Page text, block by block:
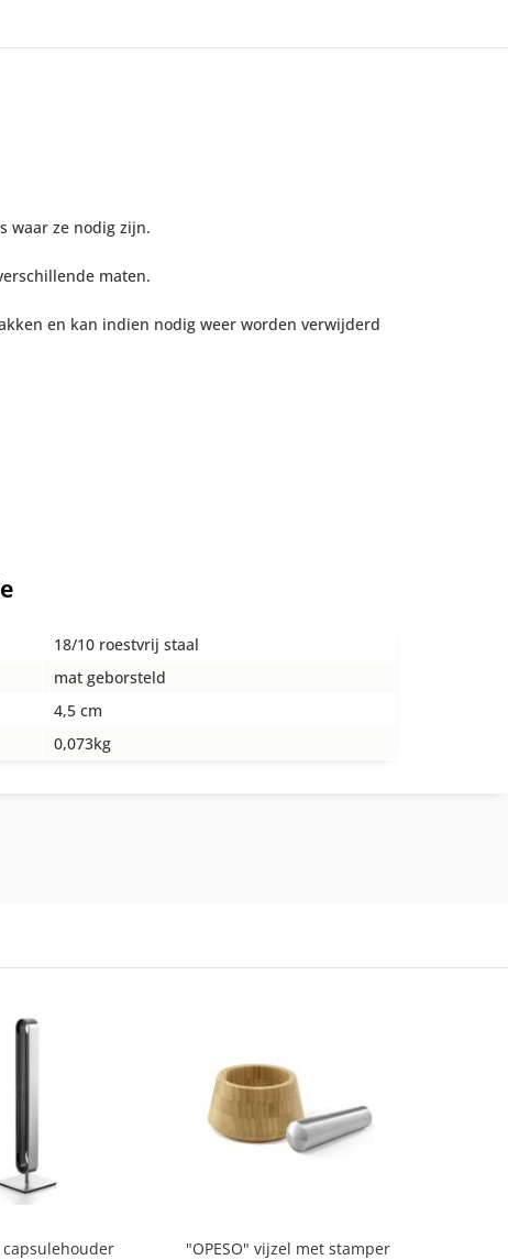
waar ze nodig zijn.
maten.
en kan indien nodig weer worden verwijderd
18/10 roestvrij staal
mat geborsteld
4,5 cm
0,073kg
capsulehouder
"OPESO" vijzel met stamper